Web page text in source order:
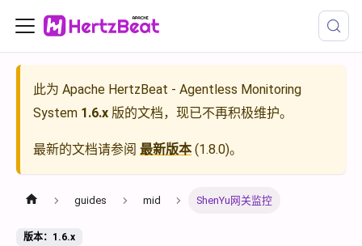
此为 Apache HertzBeat - Agentless Monitoring
System 1.6.x 版的文档，现已不再积极维护。
最新的文档请参阅 最新版本(1.8.0)。
guides mid ShenYu网关监控
版本：1.6.x